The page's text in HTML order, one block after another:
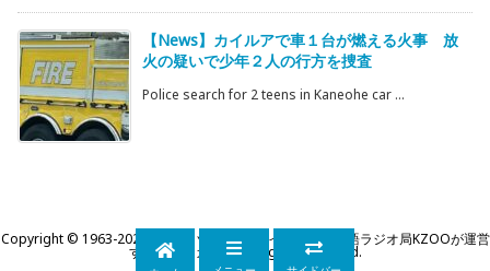
【News】カイルアで車１台が燃える火事 放
火の疑いで少年２人の行方を捜査
Police search for 2 teens in Kaneohe car ...
Copyright © 1963-2026 KZOOハワイ｜ハワイ州公認日本語ラジオ局KZOOが運営
するWEBマガジンAll Rights Reserved.